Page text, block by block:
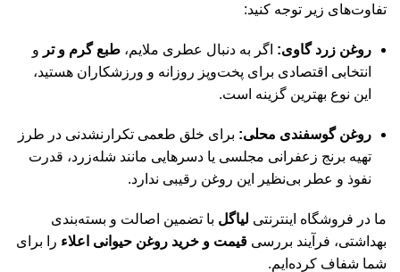
تفاوت‌های زیر توجه کنید:
روغن زرد گاوی: اگر به دنبال عطری ملایم، طبع گرم و تر و
انتخابی اقتصادی برای پخت‌وپز روزانه و ورزشکاران هستید،
این نوع بهترین گزینه است.
روغن گوسفندی محلی: برای خلق طعمی تکرارنشدنی در طرز
تهیه برنج زعفرانی مجلسی یا دسرهایی مانند شله‌زرد، قدرت
نفوذ و عطر بی‌نظیر این روغن رقیبی ندارد.
ما در فروشگاه اینترنتی لیاگل با تضمین اصالت و بسته‌بندی
بهداشتی، فرآیند بررسی قیمت و خرید روغن حیوانی اعلاء را برای
شما شفاف کرده‌ایم.